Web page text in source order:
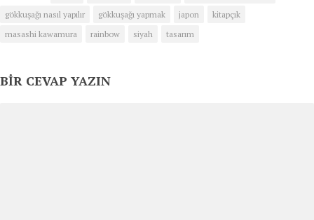
kayıt yaparak siteye
yüklediğiniz…
gökkuşağı nasıl yapılır gökkuşağı yapmak japon
kitapçık
masashi kawamura
rainbow siyah tasarım
BIR CEVAP YAZIN